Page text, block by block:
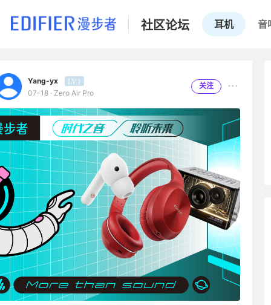
社区论坛 耳机 音
Yang-yx LV.1
07-18 · Zero Air Pro
关注